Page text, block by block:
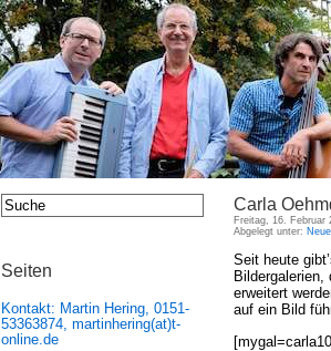
Seiten
Kontakt: Martin Hering, 0151-
53363874, martinhering(at)t-
online.de
Carla
Freitag, 16. Februar
Abgelegt unter:
Seit heute
erweitert
auf ein Bild